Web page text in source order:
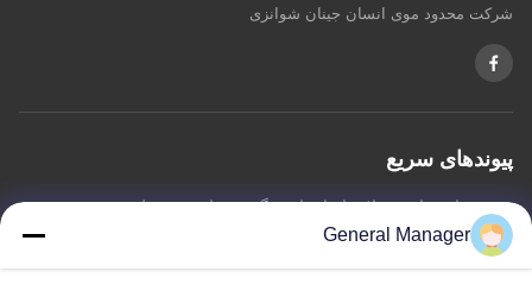
شرکت محدود موی انسان جینان شوانزی
پیوندهای سریع
خونهدرباره مامحصولاتبا ما تماس بگیریدسیاست حفظ حریم خصوصی
نقشه سایتGeneral Manager